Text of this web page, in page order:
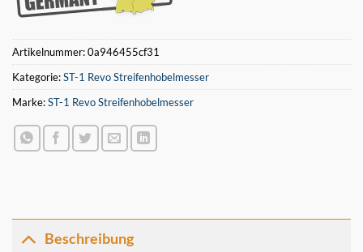
Artikelnummer:0a946455cf31
Kategorie:ST-1 Revo Streifenhobelmesser
Marke:ST-1 Revo Streifenhobelmesser
Beschreibung